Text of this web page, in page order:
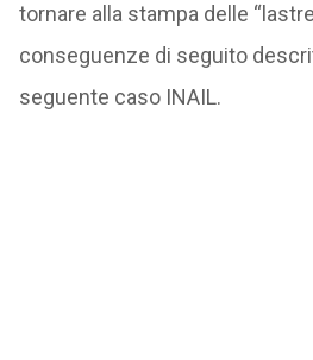
tornare alla stampa delle
conseguenze di seguito
seguente caso INAIL.